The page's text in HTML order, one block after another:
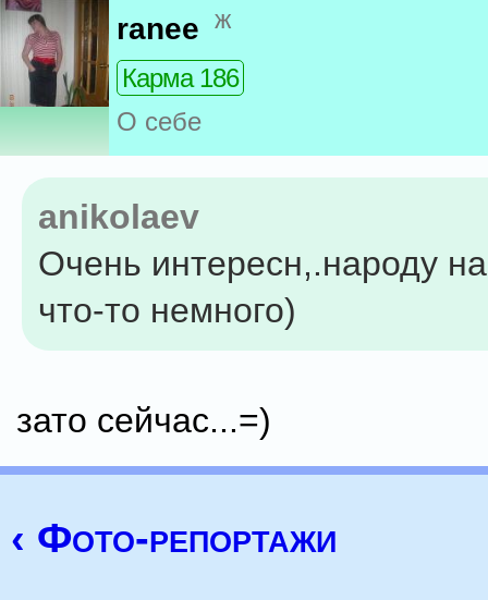
ranee ж
Карма 186
О себе
anikolaev
Очень интересн,.народу
что-то немного)
зато сейчас...=)
‹ Фото-репортажи